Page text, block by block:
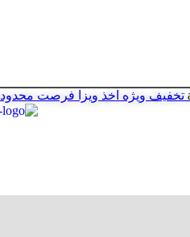
تخفیف ویژه اخذ ویزا فرصت محدود